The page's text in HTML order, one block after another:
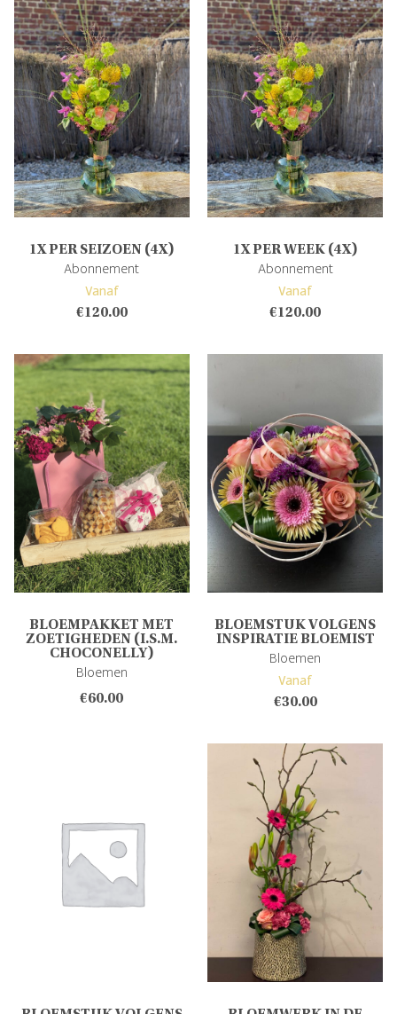
1X PER SEIZOEN (4X)
Abonnement
Vanaf
€120.00
1X PER WEEK (4X)
Abonnement
Vanaf
€120.00
BLOEMPAKKET MET
ZOETIGHEDEN (I.S.M.
CHOCONELLY)
Bloemen
€60.00
BLOEMSTUK VOLGENS
INSPIRATIE BLOEMIST
Bloemen
Vanaf
€30.00